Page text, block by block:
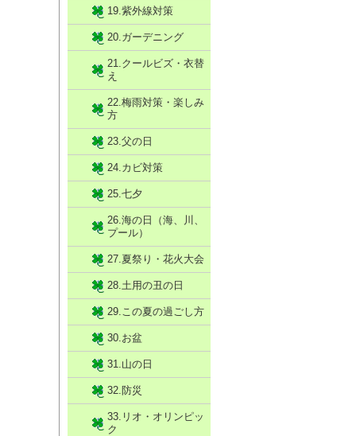
19.紫外線対策
20.ガーデニング
21.クールビズ・衣替
え
22.梅雨対策・楽しみ
方
23.父の日
24.カビ対策
25.七夕
26.海の日（海、川、
プール）
27.夏祭り・花火大会
28.土用の丑の日
29.この夏の過ごし方
30.お盆
31.山の日
32.防災
33.リオ・オリンピッ
ク